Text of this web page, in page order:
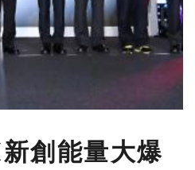
創能量大爆